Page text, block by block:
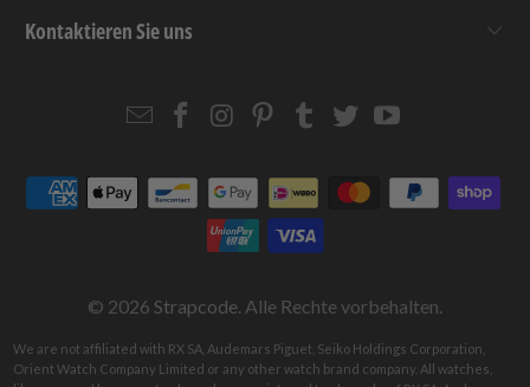
Kontaktieren Sie uns
EmailStrapcode
Facebook
Strapcode
Instagram
Strapcode
Pinterest
Strapcode
Tumblr
Strapcode
TwitterYouTube
© 2026 Strapcode. Alle Rechte vorbehalten.
We are not affiliated with RX SA, Audemars Piguet, Seiko Holdings Corporation,
Orient Watch Company Limited or any other watch brand company. All watches,